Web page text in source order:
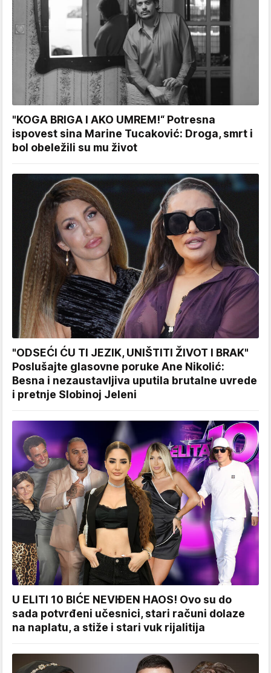
"KOGA BRIGA I AKO UMREM!“ Potresna
ispovest sina Marine Tucaković: Droga, smrt i
bol obeležili su mu život
"ODSEĆI ĆU TI JEZIK, UNIŠTITI ŽIVOT I BRAK"
Poslušajte glasovne poruke Ane Nikolić:
Besna i nezaustavljiva uputila brutalne uvrede
i pretnje Slobinoj Jeleni
U ELITI 10 BIĆE NEVIĐEN HAOS! Ovo su do
sada potvrđeni učesnici, stari računi dolaze
na naplatu, a stiže i stari vuk rijalitija